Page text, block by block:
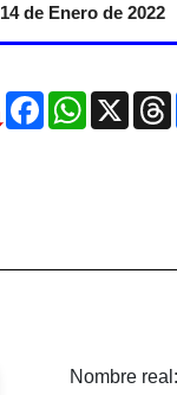
14 de Enero de 2022
FacebookWhatsApp
X
Nombre